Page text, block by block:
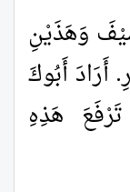
وَهَذَيْنِ
أَرَادَ أَبُوكَ
هَذِهِ